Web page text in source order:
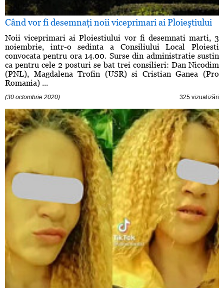
Când vor fi desemnaţi noii viceprimari ai Ploieştiului
Noii viceprimari ai Ploiestiului vor fi desemnati marti, 3
noiembrie, intr-o sedinta a Consiliului Local Ploiesti
convocata pentru ora 14.00. Surse din administratie sustin
ca pentru cele 2 posturi se bat trei consilieri: Dan Nicodim
(PNL), Magdalena Trofin (USR) si Cristian Ganea (Pro
Romania) ...
(30 octombrie 2020) 325 vizualizări